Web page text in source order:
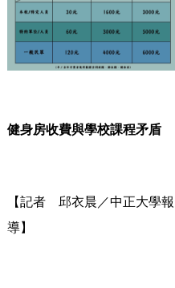
健身房收費與學校課程矛盾
【記者 邱衣晨／中正大學報
導】